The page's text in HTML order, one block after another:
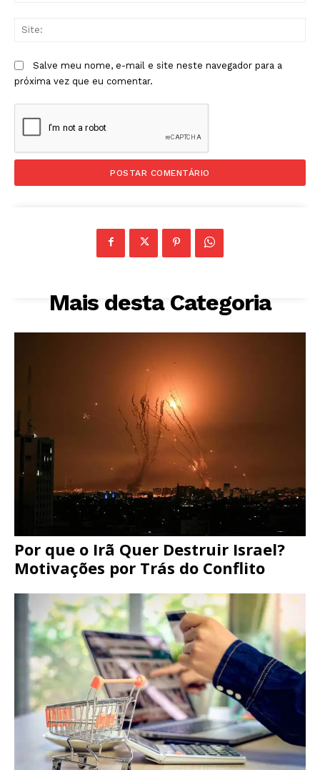
Salve meu nome, e-mail e site neste navegador para a
próxima vez que eu comentar.
Mais desta Categoria
Por que o Irã Quer Destruir Israel?
Motivações por Trás do Conflito